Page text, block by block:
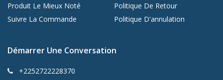
Produit Le Mieux Noté
Suivre La Commande
Politique De Retour
Politique D'annulation
Démarrer Une Conversation
+2252722228370